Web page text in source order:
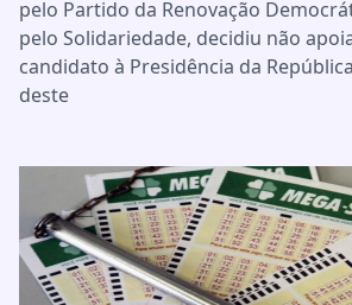
pelo Partido da Renovação
pelo Solidariedade, decidiu não
candidato à Presidência da
deste